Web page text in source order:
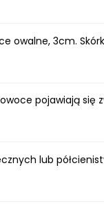
owalne, 3cm.
pojawiają
lub